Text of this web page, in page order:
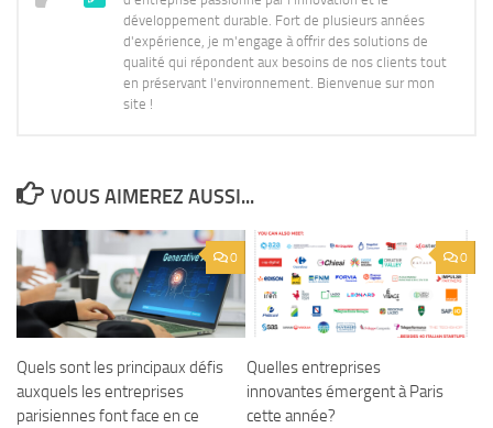
développement durable. Fort de plusieurs années
d'expérience, je m'engage à offrir des solutions de
qualité qui répondent aux besoins de nos clients tout
en préservant l'environnement. Bienvenue sur mon
site !
VOUS AIMEREZ AUSSI...
0
Quels sont les principaux défis
auxquels les entreprises
parisiennes font face en ce
0
Quelles entreprises
innovantes émergent à Paris
cette année?